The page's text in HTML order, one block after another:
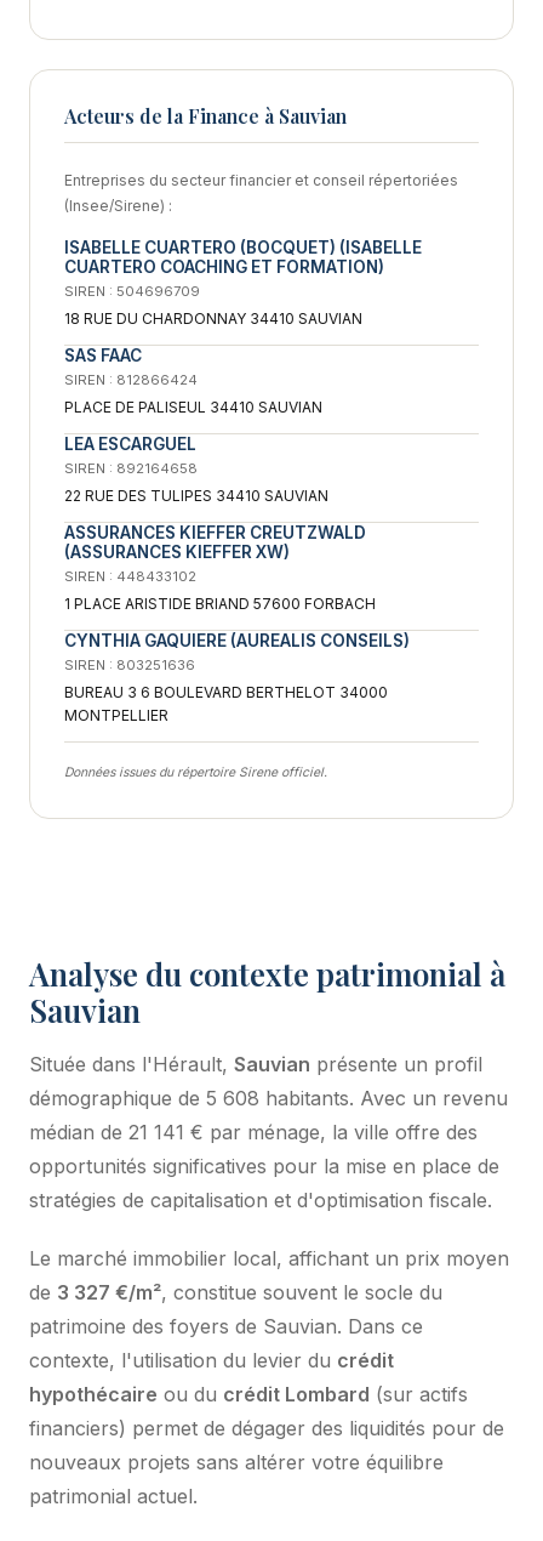
Analyse du contexte patrimonial à
Sauvian
Située dans l'Hérault, Sauvian présente un profil
démographique de 5 608 habitants. Avec un revenu
médian de 21 141 € par ménage, la ville offre des
opportunités significatives pour la mise en place de
stratégies de capitalisation et d'optimisation fiscale.
Le marché immobilier local, affichant un prix moyen
de 3 327 €/m², constitue souvent le socle du
patrimoine des foyers de Sauvian. Dans ce
contexte, l'utilisation du levier du crédit
hypothécaire ou du crédit Lombard (sur actifs
financiers) permet de dégager des liquidités pour de
nouveaux projets sans altérer votre équilibre
patrimonial actuel.
Acteurs de la Finance à Sauvian
Entreprises du secteur financier et conseil répertoriées
(Insee/Sirene) :
ISABELLE CUARTERO (BOCQUET) (ISABELLE
CUARTERO COACHING ET FORMATION)
SIREN : 504696709
18 RUE DU CHARDONNAY 34410 SAUVIAN
SAS FAAC
SIREN : 812866424
PLACE DE PALISEUL 34410 SAUVIAN
LEA ESCARGUEL
SIREN : 892164658
22 RUE DES TULIPES 34410 SAUVIAN
ASSURANCES KIEFFER CREUTZWALD
(ASSURANCES KIEFFER XW)
SIREN : 448433102
1 PLACE ARISTIDE BRIAND 57600 FORBACH
CYNTHIA GAQUIERE (AUREALIS CONSEILS)
SIREN : 803251636
BUREAU 3 6 BOULEVARD BERTHELOT 34000
MONTPELLIER
Données issues du répertoire Sirene officiel.